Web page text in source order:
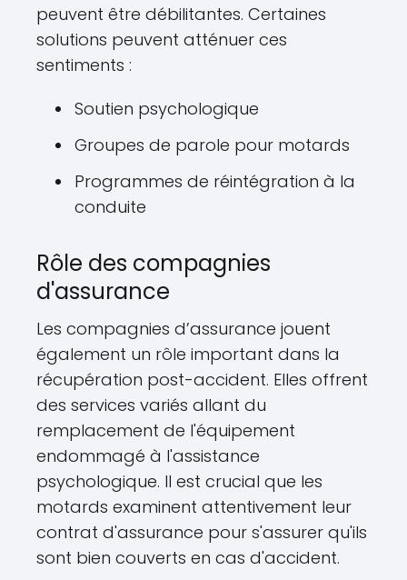
peuvent être débilitantes. Certaines
solutions peuvent atténuer ces
sentiments :
Soutien psychologique
Groupes de parole pour motards
Programmes de réintégration à la
conduite
Rôle des compagnies
d'assurance
Les compagnies d’assurance jouent
également un rôle important dans la
récupération post-accident. Elles offrent
des services variés allant du
remplacement de l'équipement
endommagé à l'assistance
psychologique. Il est crucial que les
motards examinent attentivement leur
contrat d'assurance pour s'assurer qu'ils
sont bien couverts en cas d'accident.